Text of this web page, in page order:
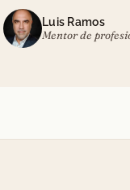
Luis Ramos
Mentor de